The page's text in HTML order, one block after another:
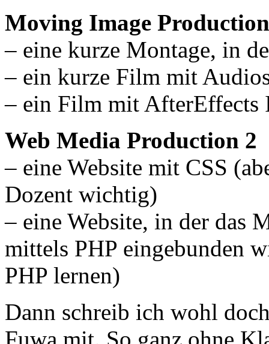
Moving Image
– eine kurze Montage, in
– ein kurze Film mit
– ein Film mit AfterEffects
Web Media Production 2
– eine Website mit CSS
Dozent wichtig)
– eine Website, in der das
mittels PHP eingebunden
PHP lernen)
Dann schreib ich wohl